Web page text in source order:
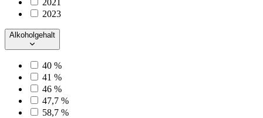
2023
Alkoholgehalt
40 %
41 %
46 %
47,7 %
58,7 %